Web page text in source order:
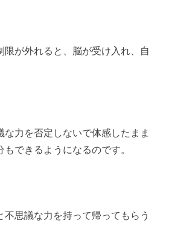
限が外れると、脳が受け入れ、自
な力を否定しないで体感したまま
できるようになるのです。
不思議な力を持って帰ってもらう